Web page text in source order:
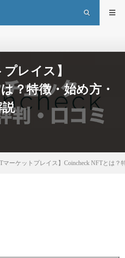
レイス】
？特徴・始め方・
説
マーケットプレイス】Coincheck NFTとは